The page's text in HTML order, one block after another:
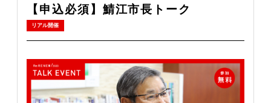
【申込必須】鯖江市長トーク
リアル開催